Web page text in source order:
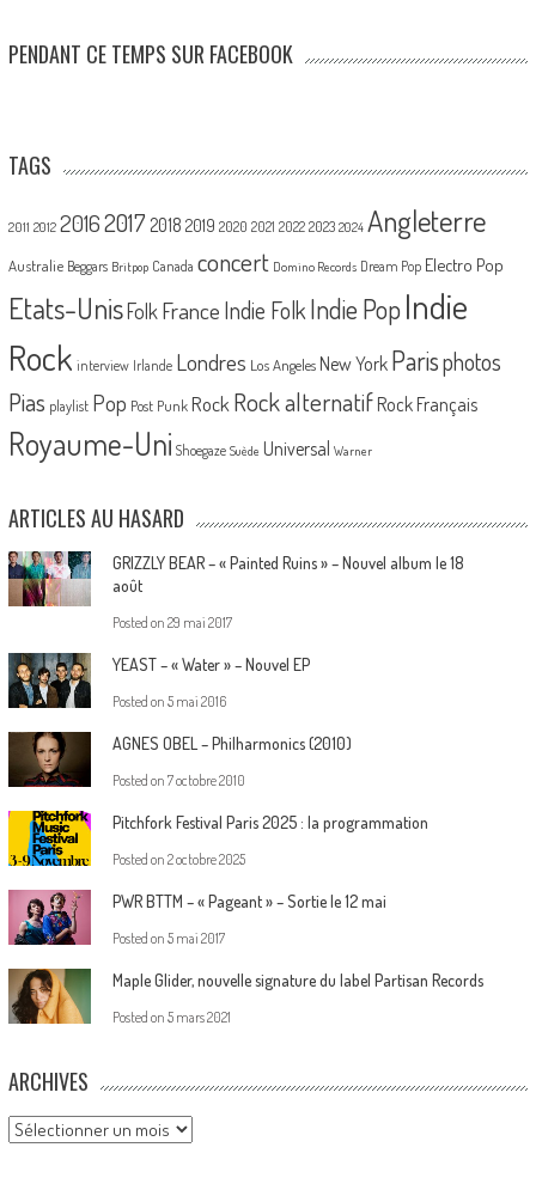
PENDANT CE TEMPS SUR FACEBOOK
TAGS
2011 2012 20162017 2018 2019 2020 2021 2022 2023 2024 Angleterre
Australie Beggars Britpop Canada concert Domino Records Dream Pop Electro Pop
Etats-UnisFolk France Indie FolkIndie PopIndie
Rock interview Irlande Londres Los Angeles New York Parisphotos
Pias playlist Pop Post Punk Rock Rock alternatif Rock Français
Royaume-Uni Shoegaze Suède Universal Warner
ARTICLES AU HASARD
GRIZZLY BEAR – « Painted Ruins » – Nouvel album le 18
août
Posted on 29 mai 2017
YEAST – « Water » – Nouvel EP
Posted on 5 mai 2016
AGNES OBEL – Philharmonics (2010)
Posted on 7 octobre 2010
Pitchfork Festival Paris 2025 : la programmation
Posted on 2 octobre 2025
PWR BTTM – « Pageant » – Sortie le 12 mai
Posted on 5 mai 2017
Maple Glider, nouvelle signature du label Partisan Records
Posted on 5 mars 2021
ARCHIVES
Archives